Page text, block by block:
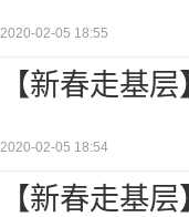
2020-02-05 18:55
【新春走基
2020-02-05 18:54
【新春走基